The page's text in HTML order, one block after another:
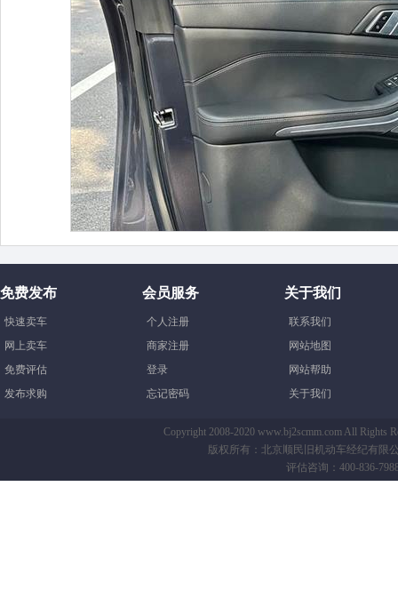
免费发布
快速卖车
网上卖车
免费评估
发布求购
会员服务
个人注册
商家注册
登录
忘记密码
关于我们
联系我们
网站地图
网站帮助
关于我们
Copyright 2008-2020 www.bj2scmm.com All Rights
版权所有：北京顺民旧机动车经纪有限
评估咨询：400-836-